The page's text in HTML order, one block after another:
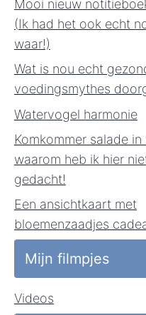
Mooi nieuw
(Ik had het ook echt
waar!)
Wat is nou echt
voedingsmythes
Watervogel harmonie
Komkommer salade
waarom heb ik hier
gedacht!
Een ansichtkaart met
bloemenzaadjes
Mijn filmpjes
Videos